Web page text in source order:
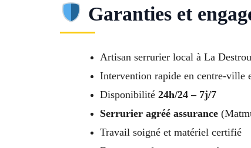
Garanties et
Artisan serrurier local à La
Intervention rapide en centre-ville
Disponibilité 24h/24 – 7j/7
Serrurier agréé assurance
Travail soigné et matériel certifié